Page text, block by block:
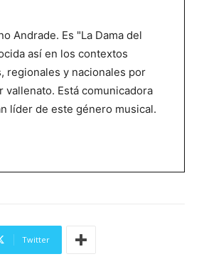
Andrade. Es "La Dama del
así en los contextos
regionales y nacionales por
vallenato. Está comunicadora
líder de este género musical.
Twitter